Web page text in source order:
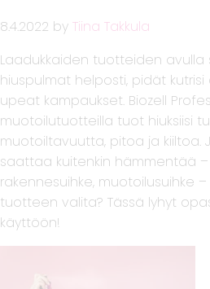
8.4.2022 by Tiina Takkula
Laadukkaiden tuotteiden
hiuspulmat helposti, pidät
upeat kampaukset. Biozell
muotoilutuotteilla tuot hiuksiisi
muotoiltavuutta, pitoa ja kiiltoa.
saattaa kuitenkin hämmentää –
rakennesuihke, muotoilusuihke
tuotteen valita? Tässä lyhyt
käyttöön!